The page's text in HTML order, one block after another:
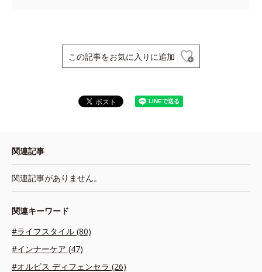
この記事をお気に入りに追加
関連記事
関連記事がありません。
関連キーワード
#ライフスタイル (80)
#インナーケア (47)
#オルビス ディフェンセラ (26)